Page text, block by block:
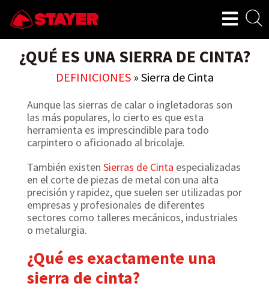
¿QUÉ ES UNA SIERRA DE CINTA?
DEFINICIONES» Sierra de Cinta
Aunque las sierras de calar o ingletadoras son
las más populares, lo cierto es que esta
herramienta es imprescindible para todo
carpintero o aficionado al bricolaje.
También existen Sierras de Cinta especializadas
en el corte de piezas de metal con una alta
precisión y rapidez, que suelen ser utilizadas por
empresas y profesionales de diferentes
sectores como talleres mecánicos, industriales
o metalurgia.
¿Qué es exactamente una
sierra de cinta?